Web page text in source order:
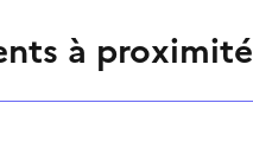
à proximité